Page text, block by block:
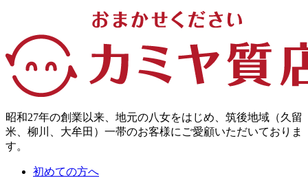
昭和27年の創業以来、地元の八女をはじめ、筑後地域（久留
米、柳川、大牟田）一帯のお客様にご愛顧いただいておりま
す。
初めての方へ